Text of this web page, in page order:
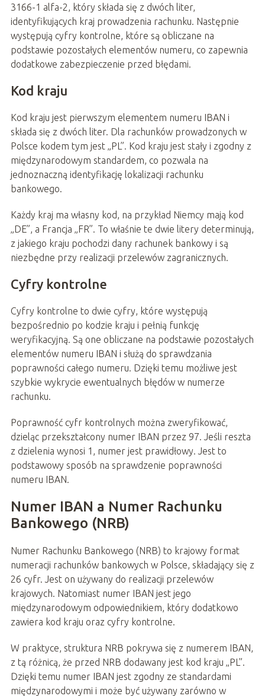
3166-1 alfa-2, który składa się z dwóch liter,
identyfikujących kraj prowadzenia rachunku. Następnie
występują cyfry kontrolne, które są obliczane na
podstawie pozostałych elementów numeru, co zapewnia
dodatkowe zabezpieczenie przed błędami.
Kod kraju
Kod kraju jest pierwszym elementem numeru IBAN i
składa się z dwóch liter. Dla rachunków prowadzonych w
Polsce kodem tym jest „PL”. Kod kraju jest stały i zgodny z
międzynarodowym standardem, co pozwala na
jednoznaczną identyfikację lokalizacji rachunku
bankowego.
Każdy kraj ma własny kod, na przykład Niemcy mają kod
„DE”, a Francja „FR”. To właśnie te dwie litery determinują,
z jakiego kraju pochodzi dany rachunek bankowy i są
niezbędne przy realizacji przelewów zagranicznych.
Cyfry kontrolne
Cyfry kontrolne to dwie cyfry, które występują
bezpośrednio po kodzie kraju i pełnią funkcję
weryfikacyjną. Są one obliczane na podstawie pozostałych
elementów numeru IBAN i służą do sprawdzania
poprawności całego numeru. Dzięki temu możliwe jest
szybkie wykrycie ewentualnych błędów w numerze
rachunku.
Poprawność cyfr kontrolnych można zweryfikować,
dzieląc przekształcony numer IBAN przez 97. Jeśli reszta
z dzielenia wynosi 1, numer jest prawidłowy. Jest to
podstawowy sposób na sprawdzenie poprawności
numeru IBAN.
Numer IBAN a Numer Rachunku
Bankowego (NRB)
Numer Rachunku Bankowego (NRB) to krajowy format
numeracji rachunków bankowych w Polsce, składający się z
26 cyfr. Jest on używany do realizacji przelewów
krajowych. Natomiast numer IBAN jest jego
międzynarodowym odpowiednikiem, który dodatkowo
zawiera kod kraju oraz cyfry kontrolne.
W praktyce, struktura NRB pokrywa się z numerem IBAN,
z tą różnicą, że przed NRB dodawany jest kod kraju „PL”.
Dzięki temu numer IBAN jest zgodny ze standardami
międzynarodowymi i może być używany zarówno w